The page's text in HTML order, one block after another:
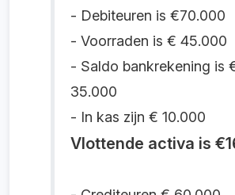
- Debiteuren is €70.000
- Voorraden is € 45.000
- Saldo bankrekening is
35.000
- In kas zijn € 10.000
Vlottende activa is